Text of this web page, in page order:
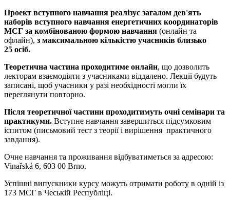
Проект вступного навчання реалізує загалом дев'ять
наборів вступного навчання енергетичних координаторів
МСГ за комбінованою формою навчання (онлайн та
офлайн), з максимальною кількістю учасників близько
25 осіб.
Теоретична частина проходитиме онлайн, що дозволить
лекторам взаємодіяти з учасниками віддалено. Лекції будуть
записані, щоб учасники у разі необхідності могли їх
переглянути повторно.
Після теоретичної частини проходитимуть очні семінари та
практикуми. Вступне навчання завершиться підсумковим
іспитом (письмовий тест з теорії і вирішення практичного
завдання).
Очне навчання та проживання відбуватиметься за адресою:
Vinařská 6, 603 00 Brno.
Успішні випускники курсу можуть отримати роботу в одній із
173 МСГ в Чеській Республіці.